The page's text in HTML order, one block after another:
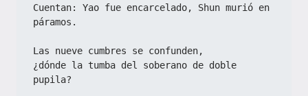
Cuentan: Yao fue encarcelado, Shun murió en
páramos.
Las nueve cumbres se confunden,
¿dónde la tumba del soberano de doble
pupila?